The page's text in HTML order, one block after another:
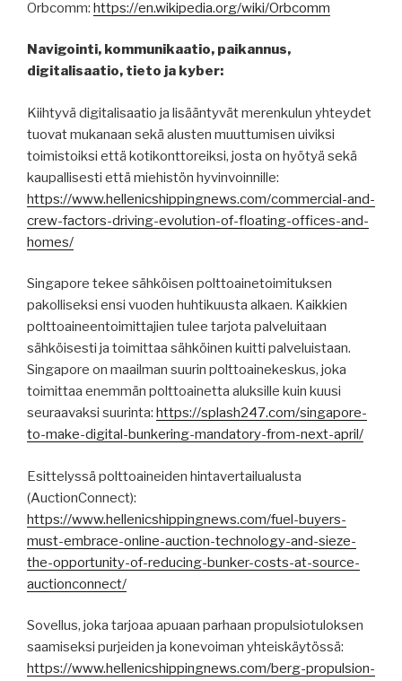
Orbcomm: https://en.wikipedia.org/wiki/Orbcomm
Navigointi, kommunikaatio, paikannus,
digitalisaatio, tieto ja kyber:
Kiihtyvä digitalisaatio ja lisääntyvät merenkulun yhteydet
tuovat mukanaan sekä alusten muuttumisen uiviksi
toimistoiksi että kotikonttoreiksi, josta on hyötyä sekä
kaupallisesti että miehistön hyvinvoinnille:
https://www.hellenicshippingnews.com/commercial-and-
crew-factors-driving-evolution-of-floating-offices-and-
homes/
Singapore tekee sähköisen polttoainetoimituksen
pakolliseksi ensi vuoden huhtikuusta alkaen. Kaikkien
polttoaineentoimittajien tulee tarjota palveluitaan
sähköisesti ja toimittaa sähköinen kuitti palveluistaan.
Singapore on maailman suurin polttoainekeskus, joka
toimittaa enemmän polttoainetta aluksille kuin kuusi
seuraavaksi suurinta: https://splash247.com/singapore-
to-make-digital-bunkering-mandatory-from-next-april/
Esittelyssä polttoaineiden hintavertailualusta
(AuctionConnect):
https://www.hellenicshippingnews.com/fuel-buyers-
must-embrace-online-auction-technology-and-sieze-
the-opportunity-of-reducing-bunker-costs-at-source-
auctionconnect/
Sovellus, joka tarjoaa apuaan parhaan propulsiotuloksen
saamiseksi purjeiden ja konevoiman yhteiskäytössä:
https://www.hellenicshippingnews.com/berg-propulsion-